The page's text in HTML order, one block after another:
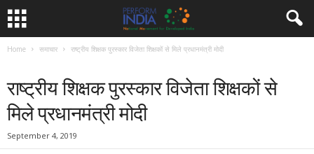
Home समाचार राष्ट्रीय शिक्षक पुरस्कार विजेता शिक्षकों से मिले प्रधानमंत्री मोदी
राष्ट्रीय शिक्षक पुरस्कार विजेता शिक्षकों से
मिले प्रधानमंत्री मोदी
September 4, 2019